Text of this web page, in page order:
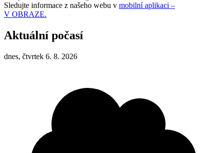
Sledujte informace z našeho webu v mobilní aplikaci –
V OBRAZE.
Aktuální počasí
dnes, čtvrtek 6. 8. 2026